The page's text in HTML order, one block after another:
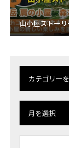
山小屋ストー
カテゴリー
月を選択